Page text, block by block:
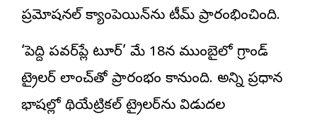
ప్రమోషనల్ క్యాంపెయిన్‌ను టీమ్ ప్రారంభించింది.
‘పెద్ది పవర్‌ప్లే టూర్’ మే 18న ముంబైలో గ్రాండ్
ట్రైలర్ లాంచ్‌తో ప్రారంభం కానుంది. అన్ని ప్రధాన
భాషల్లో థియేట్రికల్ ట్రైలర్‌ను విడుదల